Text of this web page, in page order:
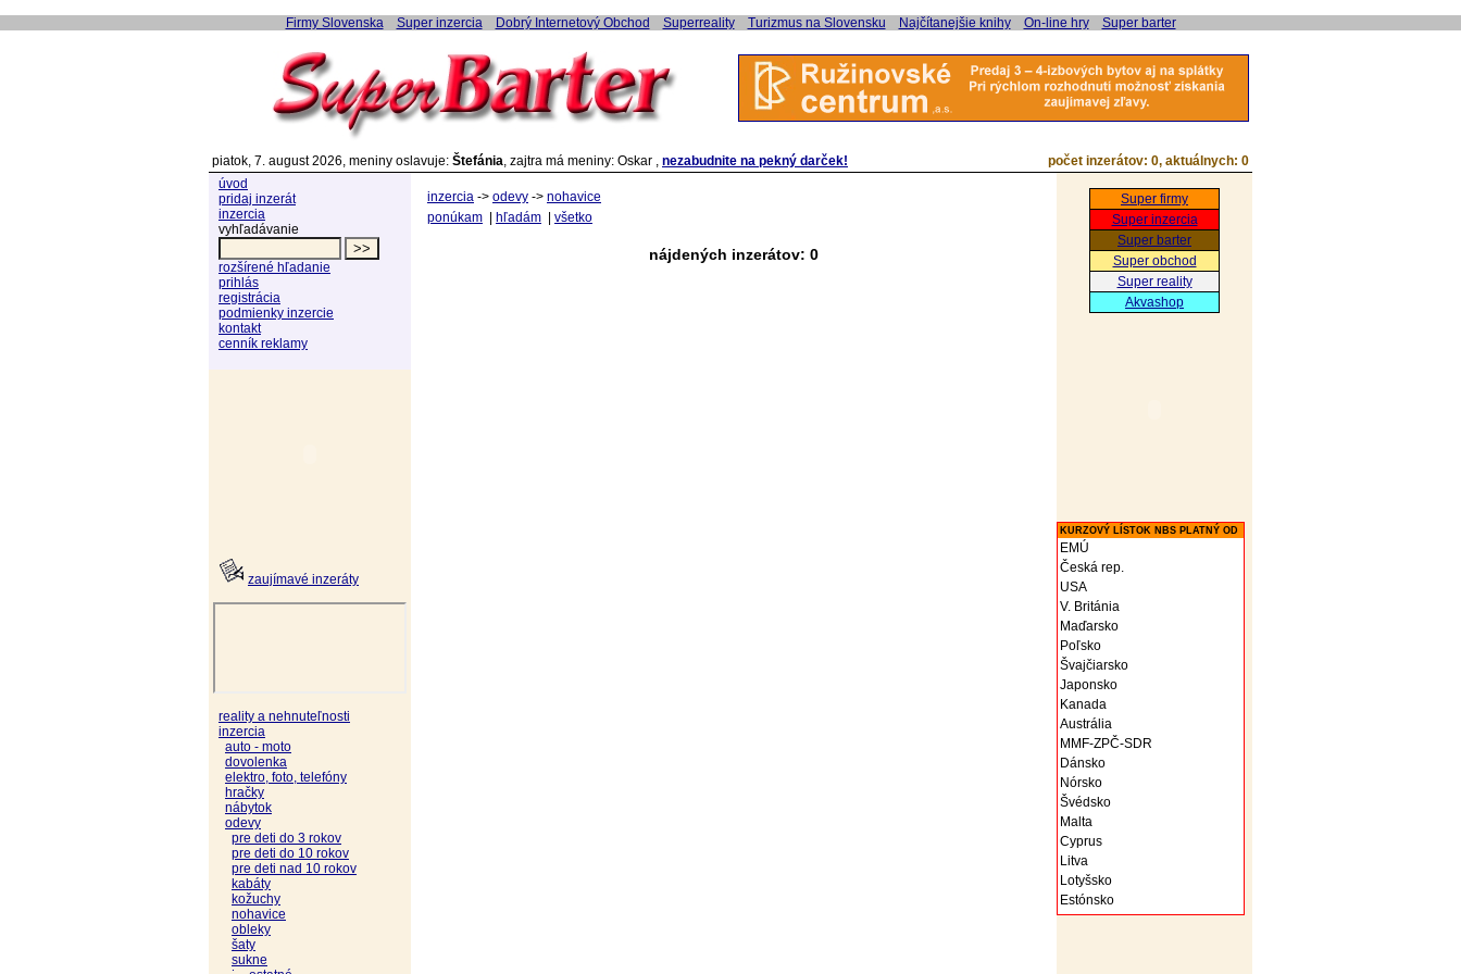
Firmy Slovenska Super inzercia Dobrý Internetový Obchod Superreality Turizmus na Slovensku Najčítanejšie knihy On-line hry Super barter
piatok, 7. august 2026, meniny oslavuje: Štefánia, zajtra má meniny: Oskar , nezabudnite na pekný darček! počet inzerátov: 0, aktuálnych: 0
úvod
pridaj inzerát
inzercia
vyhľadávanie
rozšírené hľadanie
prihlás
registrácia
podmienky inzercie
kontakt
cenník reklamy
zaujímavé inzeráty
reality a nehnuteľnosti
inzercia
auto - moto
dovolenka
elektro, foto, telefóny
hračky
nábytok
odevy
pre deti do 3 rokov
pre deti do 10 rokov
pre deti nad 10 rokov
kabáty
kožuchy
nohavice
obleky
šaty
sukne
inzercia -> odevy -> nohavice
ponúkam
hľadám všetko
nájdených inzerátov: 0
Super firmy
Super inzercia
Super barter
Super obchod
Super reality
Akvashop
KURZOVÝ LÍSTOK NBS PLATNÝ OD
EMÚ
Česká rep.
USA
V. Británia
Maďarsko
Poľsko
Švajčiarsko
Japonsko
Kanada
Austrália
MMF-ZPČ-SDR
Dánsko
Nórsko
Švédsko
Malta
Cyprus
Litva
Lotyšsko
Estónsko